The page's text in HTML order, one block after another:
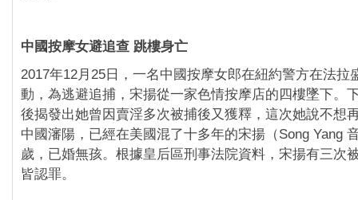
中國按摩女避追查 跳樓身亡
2017年12月25日，一名中國按摩女郎在紐約警方在法拉
動，為逃避追捕，宋揚從一家色情按摩店的四樓墜下。
後揭發出她曾因賣淫多次被捕後又獲釋，這次她說不想
中國瀋陽，已經在美國混了十多年的宋揚（Song Yang
歲，已婚無孩。根據皇后區刑事法院資料，宋揚有三次
皆認罪。